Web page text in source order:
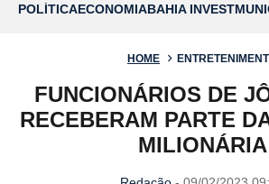
POLÍTICAECONOMIABAHIA INVEST
HOME
FUNCIONÁRIOS DE
RECEBERAM PARTE
MILIONÁRIA